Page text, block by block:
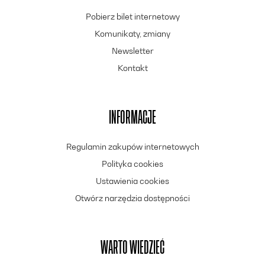
Pobierz bilet internetowy
Komunikaty, zmiany
Newsletter
Kontakt
INFORMACJE
Regulamin zakupów internetowych
Polityka cookies
Ustawienia cookies
Otwórz narzędzia dostępności
WARTO WIEDZIEĆ